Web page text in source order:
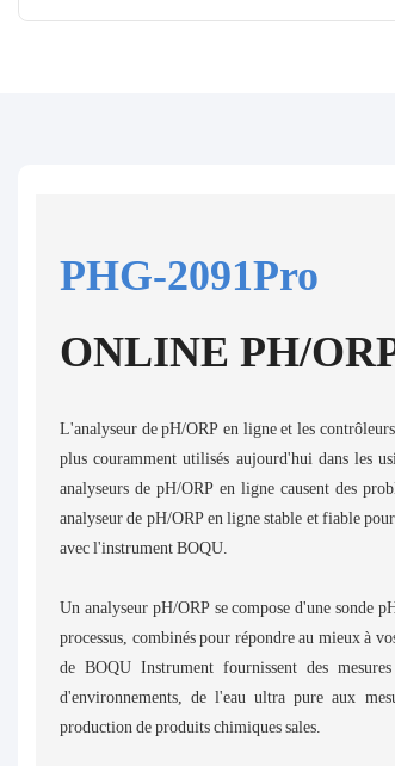
PHG-2091Pro
ONLINE PH/
L'analyseur de pH/ORP en ligne et les
plus couramment utilisés aujourd'hui dans les
analyseurs de pH/ORP en ligne causent des
analyseur de pH/ORP en ligne stable et fiable
avec l'instrument BOQU.
Un analyseur pH/ORP se compose d'une sonde
processus, combinés pour répondre au mieux à
de BOQU Instrument fournissent des
d'environnements, de l'eau ultra pure aux
production de produits chimiques sales.